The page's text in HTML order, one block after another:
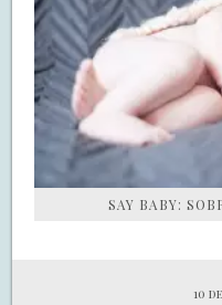
SAY BABY:
10